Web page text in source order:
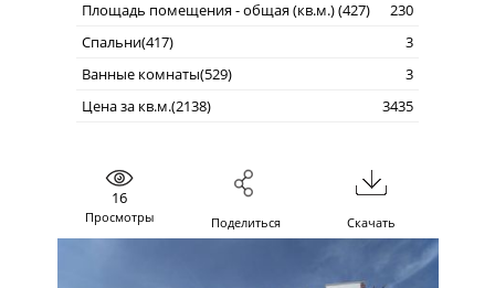
Площадь помещения - общая (кв.м.) (427)
230
Спальни(417)
3
Ванные комнаты(529)
3
Цена за кв.м.(2138)
3435
16
Просмотры Поделиться Скачать